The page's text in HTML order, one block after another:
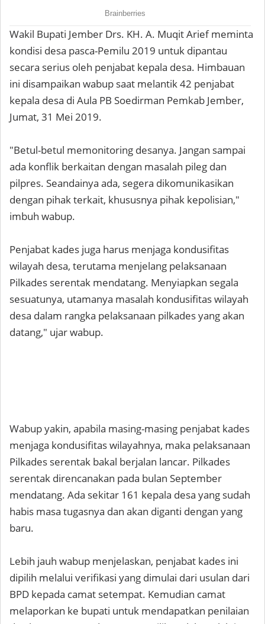
Wakil Bupati Jember Drs. KH. A. Muqit Arief meminta
kondisi desa pasca-Pemilu 2019 untuk dipantau
secara serius oleh penjabat kepala desa. Himbauan
ini disampaikan wabup saat melantik 42 penjabat
kepala desa di Aula PB Soedirman Pemkab Jember,
Jumat, 31 Mei 2019.
"Betul-betul memonitoring desanya. Jangan sampai
ada konflik berkaitan dengan masalah pileg dan
pilpres. Seandainya ada, segera dikomunikasikan
dengan pihak terkait, khususnya pihak kepolisian,"
imbuh wabup.
Penjabat kades juga harus menjaga kondusifitas
wilayah desa, terutama menjelang pelaksanaan
Pilkades serentak mendatang. Menyiapkan segala
sesuatunya, utamanya masalah kondusifitas wilayah
desa dalam rangka pelaksanaan pilkades yang akan
datang," ujar wabup.
Wabup yakin, apabila masing-masing penjabat kades
menjaga kondusifitas wilayahnya, maka pelaksanaan
Pilkades serentak bakal berjalan lancar. Pilkades
serentak direncanakan pada bulan September
mendatang. Ada sekitar 161 kepala desa yang sudah
habis masa tugasnya dan akan diganti dengan yang
baru.
Lebih jauh wabup menjelaskan, penjabat kades ini
dipilih melalui verifikasi yang dimulai dari usulan dari
BPD kepada camat setempat. Kemudian camat
melaporkan ke bupati untuk mendapatkan penilaian